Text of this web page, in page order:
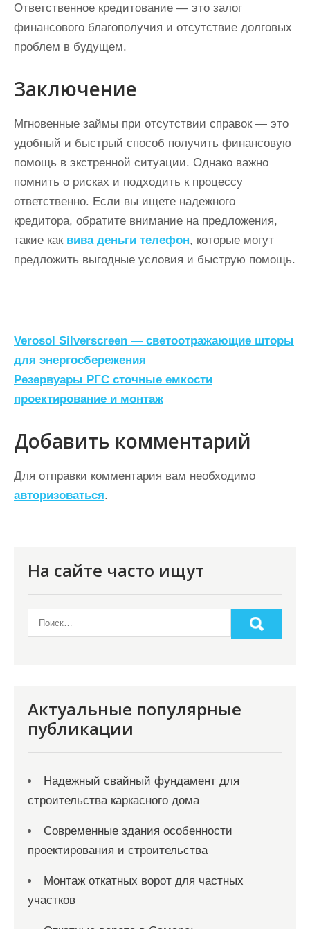
Ответственное кредитование — это залог
финансового благополучия и отсутствие долговых
проблем в будущем.
Заключение
Мгновенные займы при отсутствии справок — это
удобный и быстрый способ получить финансовую
помощь в экстренной ситуации. Однако важно
помнить о рисках и подходить к процессу
ответственно. Если вы ищете надежного
кредитора, обратите внимание на предложения,
такие как вива деньги телефон, которые могут
предложить выгодные условия и быструю помощь.
Н
а
в
и
г
а
ц
и
Verosol Silverscreen — светоотражающие шторы
для энергосбережения
Резервуары РГС сточные емкости
проектирование и монтаж
Добавить комментарий
Для отправки комментария вам необходимо
авторизоваться.
На сайте часто ищут
Актуальные популярные
публикации
Надежный свайный фундамент для
строительства каркасного дома
Современные здания особенности
проектирования и строительства
Монтаж откатных ворот для частных
участков